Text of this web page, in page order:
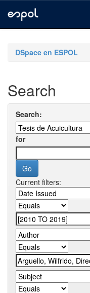
navigationDSpace en ESPOL
Search
Search:
for
Current filters: